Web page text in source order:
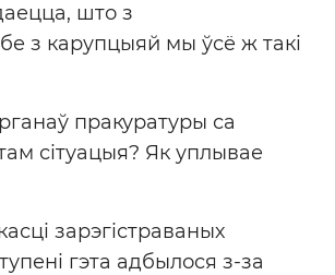
што з
з карупцыяй мы ўсё ж такі
пракуратуры са
сітуацыя? Як уплывае
зарэгістраваных
гэта адбылося з-за